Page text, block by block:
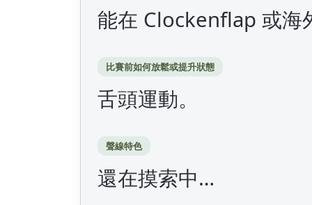
能在 Clockenflap 或海
比賽前如何放鬆或提升狀態
舌頭運動。
聲線特色
還在摸索中…